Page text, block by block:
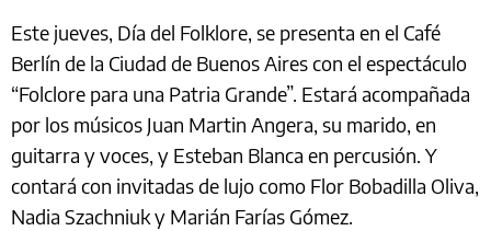
Este jueves, Día del Folklore, se presenta en el Café
Berlín de la Ciudad de Buenos Aires con el espectáculo
“Folclore para una Patria Grande”. Estará acompañada
por los músicos Juan Martin Angera, su marido, en
guitarra y voces, y Esteban Blanca en percusión. Y
contará con invitadas de lujo como Flor Bobadilla Oliva,
Nadia Szachniuk y Marián Farías Gómez.